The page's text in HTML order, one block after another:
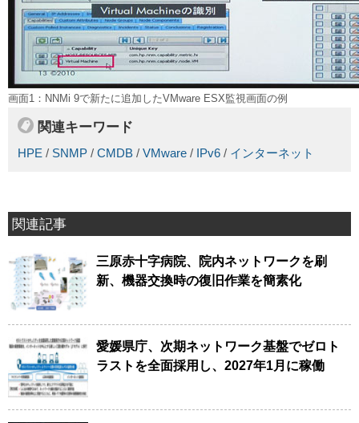
画面1：NNMi 9で新たに追加したVMware ESX監視画面の例
関連キーワード
HPE / SNMP / CMDB / VMware / IPv6 / インターネット
関連記事
三原赤十字病院、院内ネットワークを刷
新、機器交換時の復旧作業を簡素化
愛媛県庁、次期ネットワーク基盤でゼロト
ラストを全面採用し、2027年1月に稼働